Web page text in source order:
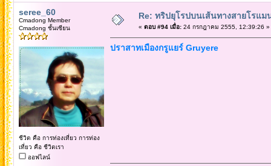
seree_60
Cmadong Member
Cmadong ชั้นเซียน
ชีวิต คือ การท่องเที่ยว การท่อง
เที่ยว คือ ชีวิตเรา
ออฟไลน์
Re: ทริปยุโรปบนเส้นทางสายโรแม
« ตอบ #94 เมื่อ:24 กรกฎาคม 2555, 12:39:26 »
ปราสาทเมืองกรูแยร์ Gruyere